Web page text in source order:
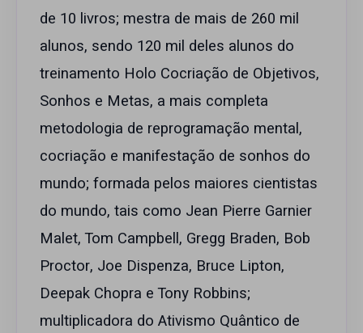
de 10 livros; mestra de mais de 260 mil
alunos, sendo 120 mil deles alunos do
treinamento Holo Cocriação de Objetivos,
Sonhos e Metas, a mais completa
metodologia de reprogramação mental,
cocriação e manifestação de sonhos do
mundo; formada pelos maiores cientistas
do mundo, tais como Jean Pierre Garnier
Malet, Tom Campbell, Gregg Braden, Bob
Proctor, Joe Dispenza, Bruce Lipton,
Deepak Chopra e Tony Robbins;
multiplicadora do Ativismo Quântico de